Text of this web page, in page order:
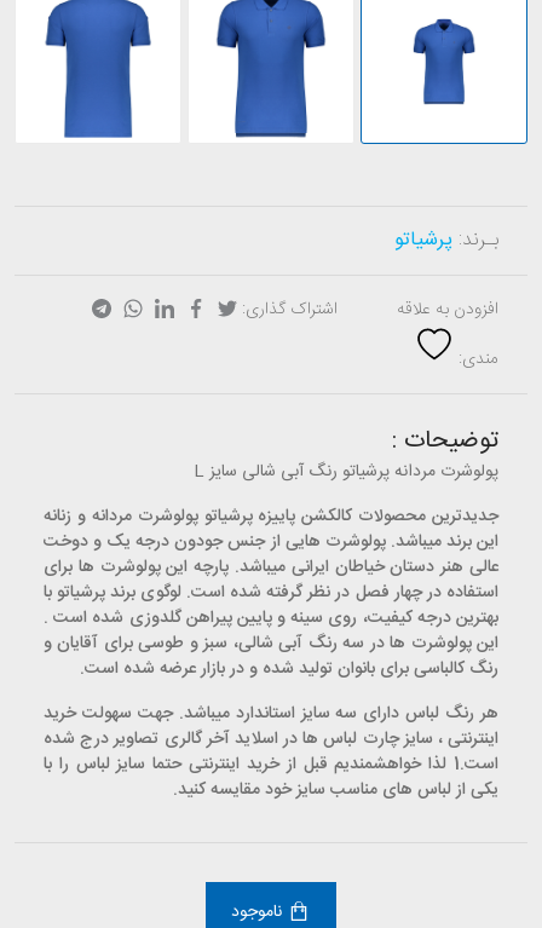
بـرند: پرشیاتو
افزودن به علاقه
مندی:
اشتراک گذاری:
توضیحات :
پولوشرت مردانه پرشیاتو رنگ آبی شالی سایز L
جدیدترین محصولات کالکشن پاییزه پرشیاتو پولوشرت مردانه و زنانه
این برند میباشد. پولوشرت هایی از جنس جودون درجه یک و دوخت
عالی هنر دستان خیاطان ایرانی میباشد. پارچه این پولوشرت ها برای
استفاده در چهار فصل در نظر گرفته شده است. لوگوی برند پرشیاتو با
بهترین درجه کیفیت، روی سینه و پایین پیراهن گلدوزی شده است .
این پولوشرت ها در سه رنگ آبی شالی، سبز و طوسی برای آقایان و
رنگ کالباسی برای بانوان تولید شده و در بازار عرضه شده است.
هر رنگ لباس دارای سه سایز استاندارد میباشد. جهت سهولت خرید
اینترنتی ، سایز چارت لباس ها در اسلاید آخر گالری تصاویر درج شده
است.1 لذا خواهشمندیم قبل از خرید اینترنتی حتما سایز لباس را با
یکی از لباس های مناسب سایز خود مقایسه کنید.
ناموجود